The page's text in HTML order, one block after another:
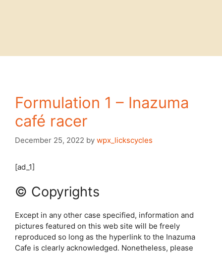
Formulation 1 – Inazuma
café racer
December 25, 2022 by wpx_lickscycles
[ad_1]
© Copyrights
Except in any other case specified, information and
pictures featured on this web site will be freely
reproduced so long as the hyperlink to the Inazuma
Cafe is clearly acknowledged. Nonetheless, please